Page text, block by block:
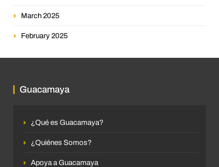
March 2025
February 2025
Guacamaya
¿Qué es Guacamaya?
¿Quiénes Somos?
Apoya a Guacamaya